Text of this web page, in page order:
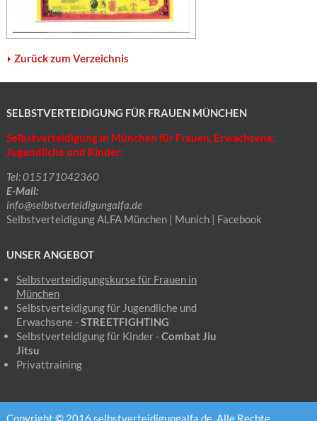
Zurück zum Verzeichnis
SELBSTVERTEIDIGUNG FÜR FRAUEN MÜNCHEN
Selbstverteidigung in München für Frauen, Erwachsene,
Jugendliche und Kinder:
Tel: 015171042360
E-Mail:
info@selbstverteidigungalfa.de
Selbstverteidigung ALFA München | Munich | Facebook
UNSER ANGEBOT
Selbstverteidigungskurse für Frauenin
München
Selbstverteidigung für Jugendliche und
Erwachsene -STREETFIGHTING
Selbstverteidigung für Kinder -Combat Jiu
Jitsu
Privattraining
Copyright © 2016 selbstverteidigungalfa.de. Alle Rechte